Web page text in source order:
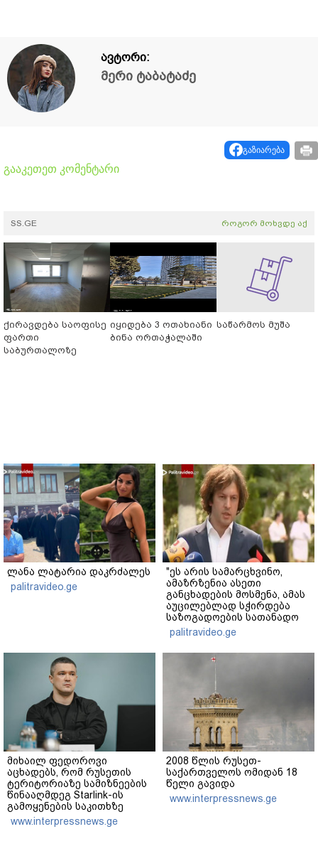
ავტორი:
მერი ტაბატაძე
გაზიარება
გააკეთეთ კომენტარი
SS.GE როგორ მოხვდე აქ
ქირავდება საოფისე
ფართი
საბურთალოზე
იყიდება 3 ოთახიანი
ბინა ორთაჭალაში
საწარმოს მუშა
ლანა ლატარია დაკრძალეს
palitravideo.ge
"ეს არის სამარცხვინო,
ამაზრზენია ასეთი
განცხადების მოსმენა, ამას
აუცილებლად სჭირდება
საზოგადოების სათანადო
რეაქცია" - ირაკლი
კობახიძე
palitravideo.ge
მიხაილ ფედოროვი
აცხადებს, რომ რუსეთის
ტერიტორიაზე სამიზნეების
წინააღმდეგ Starlink-ის
გამოყენების საკითხზე
ილონ მასკთან
მოლაპარაკებებს
www.interpressnews.ge
2008 წლის რუსეთ-
საქართველოს ომიდან 18
წელი გავიდა
www.interpressnews.ge